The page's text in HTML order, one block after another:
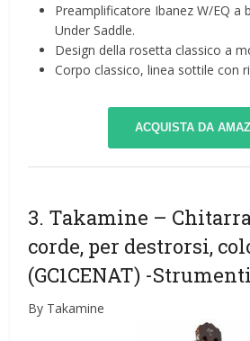
Preamplificatore Ibanez W/EQ a
Under Saddle.
Design della rosetta classico a
Corpo classico, linea sottile con
ACQUISTA DA
3. Takamine –
corde, per destrorsi,
(GC1CENAT) -
By Takamine